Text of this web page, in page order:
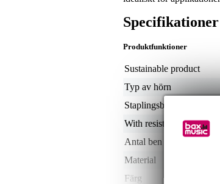
Specifikationer
Produktfunktioner
Sustainable product
Typ av hörn
Staplingsbar
With resistance
Antal ben
Material
Färg